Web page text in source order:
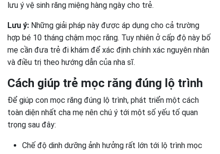
lưu ý vệ sinh răng miệng hàng ngày cho trẻ.
Lưu ý: Những giải pháp này được áp dụng cho cả trường
hợp bé 10 tháng chậm mọc răng. Tuy nhiên ở cấp độ này bố
mẹ cần đưa trẻ đi khám để xác định chính xác nguyên nhân
và điều trị theo hướng dẫn của nha sĩ.
Cách giúp trẻ mọc răng đúng lộ trình
Để giúp con mọc răng đúng lộ trình, phát triển một cách
toàn diện nhất cha mẹ nên chú ý tới một số yếu tố quan
trọng sau đây:
Chế độ dinh dưỡng ảnh hưởng rất lớn tới lộ trình mọc